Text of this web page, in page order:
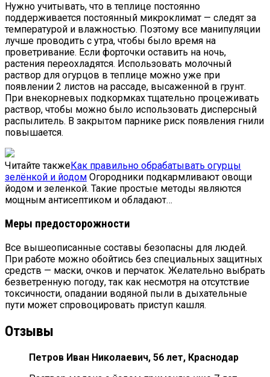
Нужно учитывать, что в теплице постоянно
поддерживается постоянный микроклимат — следят за
температурой и влажностью. Поэтому все манипуляции
лучше проводить с утра, чтобы было время на
проветривание. Если форточки оставить на ночь,
растения переохладятся. Использовать молочный
раствор для огурцов в теплице можно уже при
появлении 2 листов на рассаде, высаженной в грунт.
При внекорневых подкормках тщательно процеживать
раствор, чтобы можно было использовать дисперсный
распылитель. В закрытом парнике риск появления гнили
повышается.
Читайте такжеКак правильно обрабатывать огурцы
зелёнкой и йодом Огородники подкармливают овощи
йодом и зеленкой. Такие простые методы являются
мощным антисептиком и обладают…
Меры предосторожности
Все вышеописанные составы безопасны для людей.
При работе можно обойтись без специальных защитных
средств — маски, очков и перчаток. Желательно выбрать
безветренную погоду, так как несмотря на отсутствие
токсичности, опадании водяной пыли в дыхательные
пути может спровоцировать приступ кашля.
Отзывы
Петров Иван Николаевич, 56 лет, Краснодар